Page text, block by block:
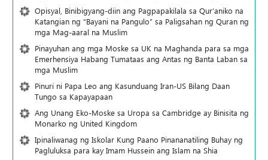
Opisyal, Binibigyang-diin ang Pagpapakilala sa Qur’aniko na
Katangian ng “Bayani na Pangulo” sa Paligsahan ng Quran ng
mga Mag-aaral na Muslim
Pinayuhan ang mga Moske sa UK na Maghanda para sa mga
Emerhensiya Habang Tumataas ang Antas ng Banta Laban sa
mga Muslim
Pinuri ni Papa Leo ang Kasunduang Iran-US Bilang Daan
Tungo sa Kapayapaan
Ang Unang Eko-Moske sa Uropa sa Cambridge ay Binisita ng
Monarko ng United Kingdom
Ipinaliwanag ng Iskolar Kung Paano Pinananatiling Buhay ng
Pagluluksa para kay Imam Hussein ang Islam na Shia